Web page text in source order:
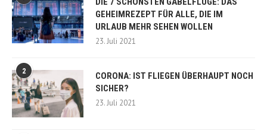
GEHEIMREZEPT FÜR ALLE, DIE IM
URLAUB MEHR SEHEN WOLLEN
23. Juli 2021
2
CORONA: IST FLIEGEN ÜBERHAUPT NOCH
SICHER?
23. Juli 2021